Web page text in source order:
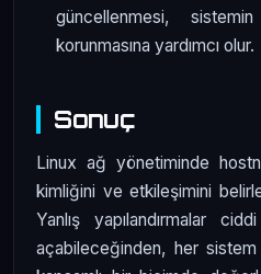
güncellenmesi,
korunmasına yardımcı olur.
Sonuç
Linux ağ yönetiminde
kimliğini ve etkileşimini
Yanlış yapılandırmalar
açabileceğinden, her sistem